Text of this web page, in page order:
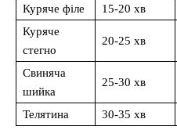
Куряче філе 15-20 хв
Куряче
стегно
20-25 хв
Свиняча
шийка
25-30 хв
Телятина 30-35 хв